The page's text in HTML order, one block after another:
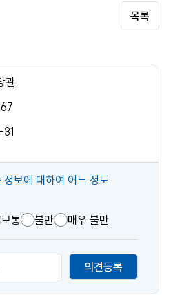
목록
관
보에 대하여 어느 정도
보통 불만 매우 불만
의견등록